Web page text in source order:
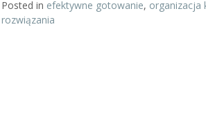
Posted in efektywne gotowanie, organizacja
rozwiązania